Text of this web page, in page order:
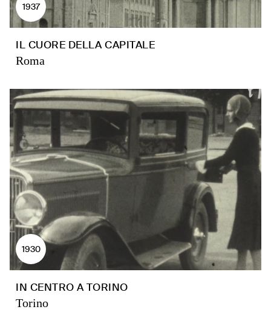
1937
IL CUORE DELLA CAPITALE
Roma
1930
IN CENTRO A TORINO
Torino